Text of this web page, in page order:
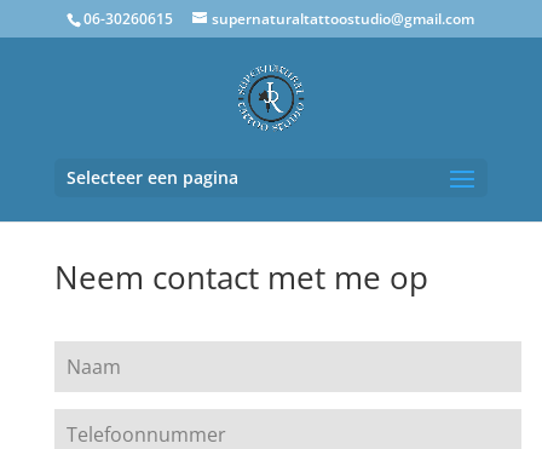
06-30260615 supernaturaltattoostudio@gmail.com
Selecteer een pagina
Neem contact met me op